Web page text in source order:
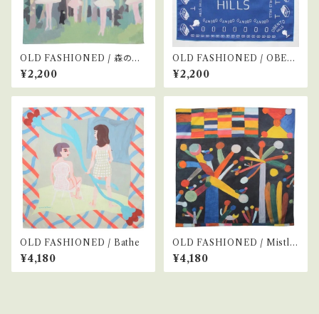
OLD FASHIONED / 森の中
のバレリーナ
¥2,200
OLD FASHIONED / OBEN
TO HILLS / ネイビー
¥2,200
OLD FASHIONED / Bathe
¥4,180
OLD FASHIONED / Mistlet
oe
¥4,180